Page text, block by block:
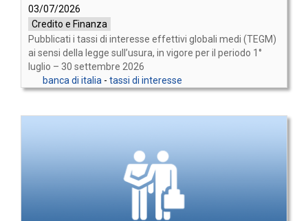
03/07/2026
Credito e Finanza
Pubblicati i tassi di interesse effettivi globali medi (TEGM)
ai sensi della legge sull’usura, in vigore per il periodo 1°
luglio – 30 settembre 2026
banca di italia - tassi di interesse